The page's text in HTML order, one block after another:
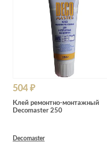
504 ₽
Клей ремонтно-монтажный
Decomaster 250
Decomaster